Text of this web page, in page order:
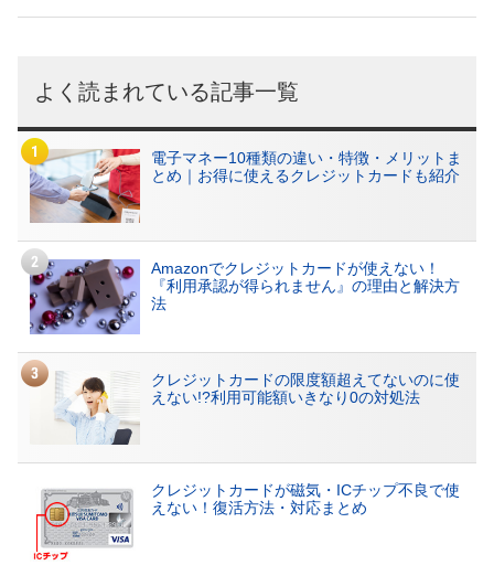
よく読まれている記事一覧
電子マネー10種類の違い・特徴・メリットま
とめ｜お得に使えるクレジットカードも紹介
Amazonでクレジットカードが使えない！
『利用承認が得られません』の理由と解決方
法
クレジットカードの限度額超えてないのに使
えない!?利用可能額いきなり0の対処法
クレジットカードが磁気・ICチップ不良で使
えない！復活方法・対応まとめ